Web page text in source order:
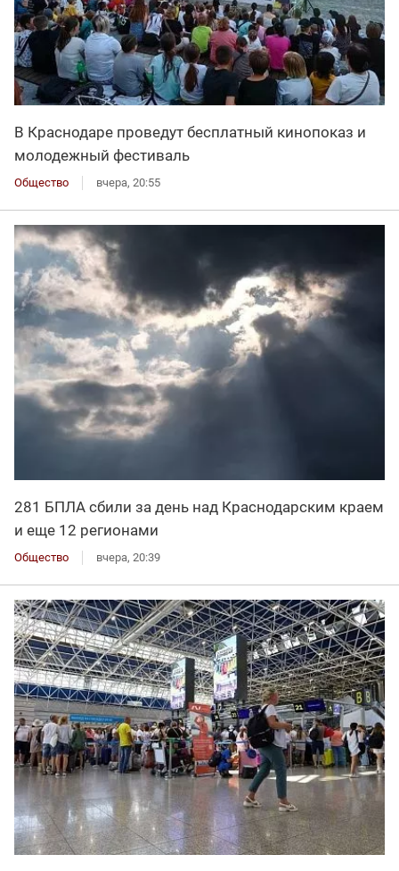
В Краснодаре проведут бесплатный кинопоказ и
молодежный фестиваль
Общество вчера, 20:55
281 БПЛА сбили за день над Краснодарским краем
и еще 12 регионами
Общество вчера, 20:39